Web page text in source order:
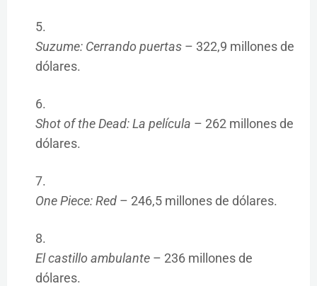
Suzume: Cerrando puertas – 322,9 millones de
dólares.
Shot of the Dead: La película – 262 millones de
dólares.
One Piece: Red – 246,5 millones de dólares.
El castillo ambulante – 236 millones de
dólares.